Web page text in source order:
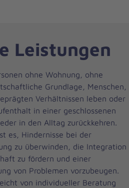
Leistungen
ohne Wohnung, ohne
Grundlage, Menschen,
Verhältnissen leben oder
in einer geschlossenen
in den Alltag zurückkehren.
es, Hindernisse bei der
zu überwinden, die Integration
zu fördern und einer
von Problemen vorzubeugen.
von individueller Beratung